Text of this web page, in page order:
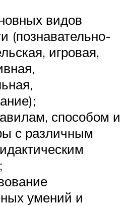
видов
(познавательно-
игровая,
способом и
с различным
умений и